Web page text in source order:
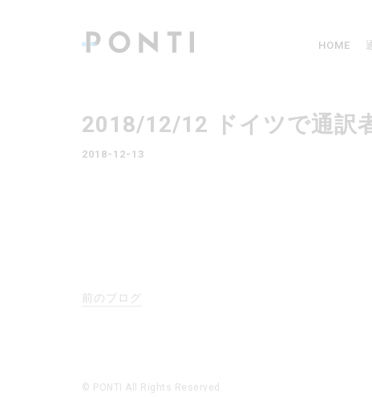
HOME
2018/12/12 ドイツで通訳
2018-12-13
前のブログ
© PONTI All Rights Reserved.